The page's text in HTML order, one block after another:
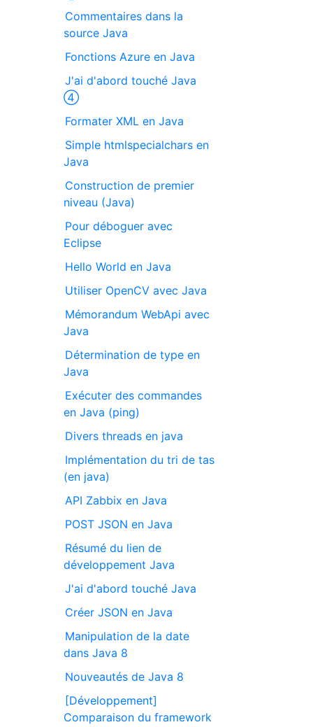
Commentaires dans la
source Java
Fonctions Azure en Java
J'ai d'abord touché Java
④
Formater XML en Java
Simple htmlspecialchars en
Java
Construction de premier
niveau (Java)
Pour déboguer avec
Eclipse
Hello World en Java
Utiliser OpenCV avec Java
Mémorandum WebApi avec
Java
Détermination de type en
Java
Exécuter des commandes
en Java (ping)
Divers threads en java
Implémentation du tri de tas
(en java)
API Zabbix en Java
POST JSON en Java
Résumé du lien de
développement Java
J'ai d'abord touché Java
Créer JSON en Java
Manipulation de la date
dans Java 8
Nouveautés de Java 8
[Développement]
Comparaison du framework